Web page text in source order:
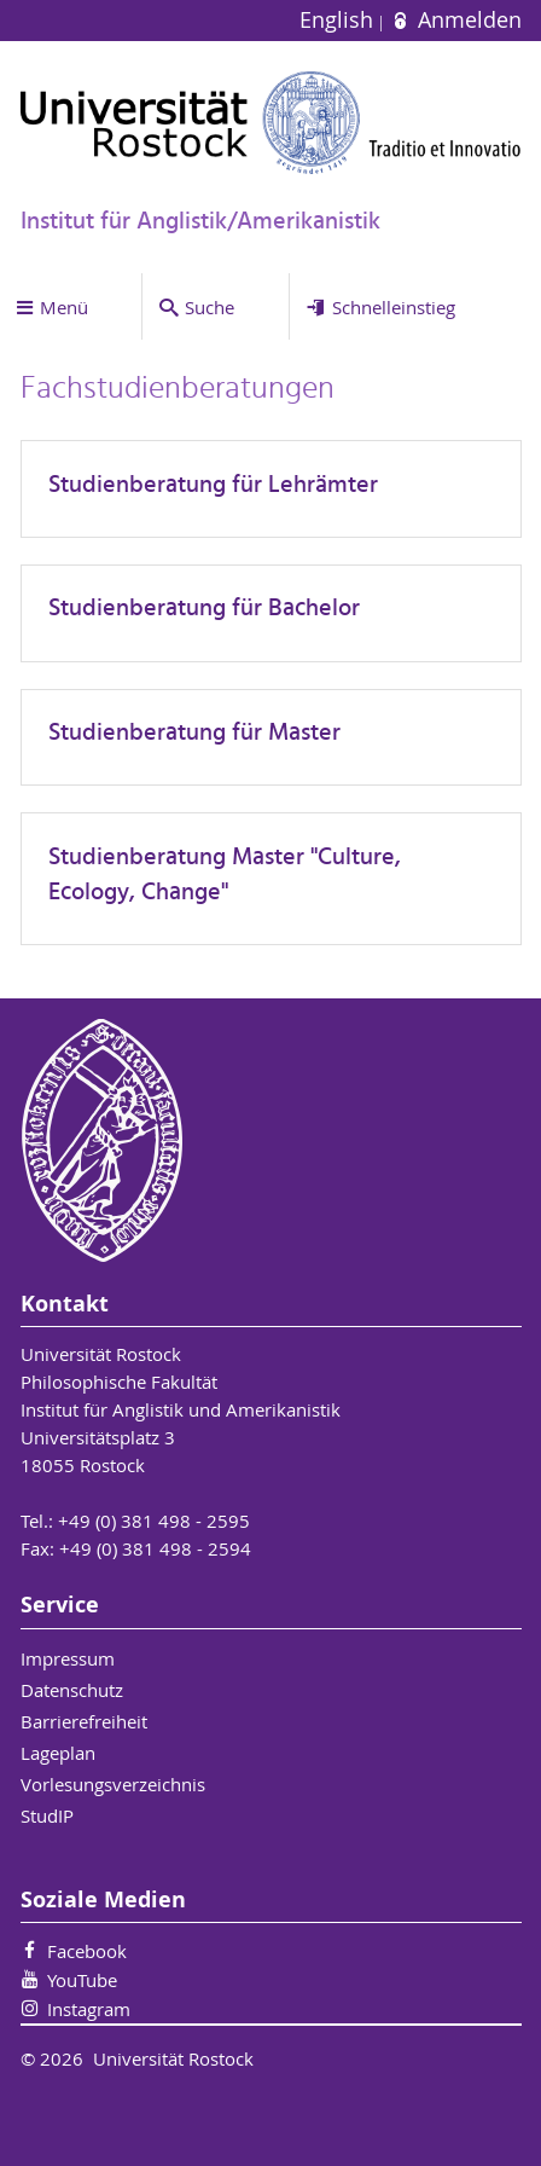
English Anmelden
Institut für Anglistik/Amerikanistik
Menü Suche Schnelleinstieg
Fachstudienberatungen
Studienberatung für Lehrämter
Studienberatung für Bachelor
Studienberatung für Master
Studienberatung Master "Culture,
Ecology, Change"
Kontakt
Universität Rostock
Philosophische Fakultät
Institut für Anglistik und Amerikanistik
Universitätsplatz 3
18055 Rostock
Tel.: +49 (0) 381 498 - 2595
Fax: +49 (0) 381 498 - 2594
Service
Impressum
Datenschutz
Barrierefreiheit
Lageplan
Vorlesungsverzeichnis
StudIP
Soziale Medien
Facebook
YouTube
Instagram
© 2026 Universität Rostock